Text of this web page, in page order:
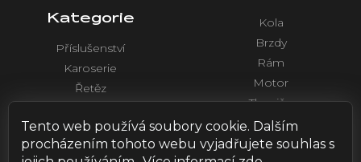
Tento web používá soubory cookie. Dalším
procházením tohoto webu vyjadřujete souhlas s
Kategorie
Příslušenství
Karoserie
Řetěz
Elektronika
Kola
Brzdy
Rám
Motor
Tlumiče
Řídítka a ovládaní